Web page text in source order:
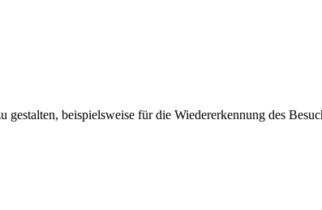
beispielsweise für die Wiedererkennung des